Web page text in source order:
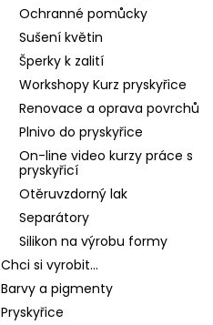
Ochranné pomůcky
Sušení květin
Šperky k zalití
Workshopy Kurz pryskyřice
Renovace a oprava povrchů
Plnivo do pryskyřice
On-line video kurzy práce s
pryskyřicí
Otěruvzdorný lak
Separátory
Silikon na výrobu formy
Chci si vyrobit...
Barvy a pigmenty
Pryskyřice